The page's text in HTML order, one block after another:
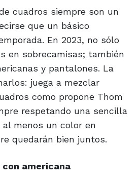
cuadros siempre son un
que un básico
En 2023, no sólo
en sobrecamisas; también
y pantalones. La
juega a mezclar
como propone Thom
respetando una sencilla
menos un color en
quedarán bien juntos.
americana